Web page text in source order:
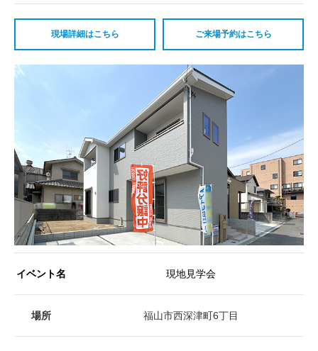
現場詳細はこちら ご来場予約はこちら
イベント名 現地見学会
場所 福山市西深津町6丁目